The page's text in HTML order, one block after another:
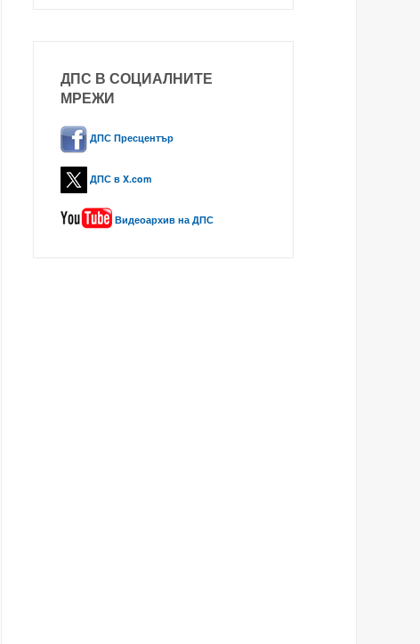
ДПС В СОЦИАЛНИТЕ
МРЕЖИ
ДПС Пресцентър
ДПС в X.com
Видеоархив на ДПС